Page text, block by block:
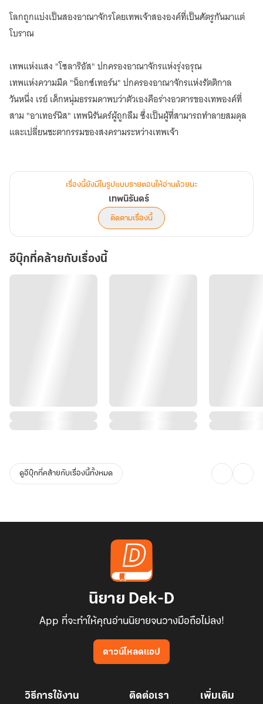
โลกถูกแบ่งเป็นสองอาณาจักรโดยเทพเจ้าสององค์ที่เป็นศัตรูกันมาแต่
โบราณ
เทพแห่งแสง "โซลาริอัส" ปกครองอาณาจักรแห่งรุ่งอรุณ
เทพแห่งความมืด "น็อกซ์เทอร์น" ปกครองอาณาจักรแห่งรัตติกาล
วันหนึ่ง เรย์ เด็กหนุ่มธรรมดาพบว่าตัวเองคือร่างอวตารของเทพองค์ที่
สาม "อาเทอร์นิส" เทพนิรันดร์ผู้ถูกลืม ซึ่งเป็นผู้ที่สามารถทำลายสมดุล
และเปลี่ยนชะตากรรมของสงครามระหว่างเทพเจ้า
เรื่องนี้ยังมีในรูปแบบรายตอนให้อ่านด้วยนะ
เทพนิรันดร์
ติดตามเรื่องนี้
อีบุ๊กที่คล้ายกับเรื่องนี้
ดูอีบุ๊กที่คล้ายกับเรื่องนี้ทั้งหมด
นิยาย Dek-D
App ที่จะทำให้คุณอ่านนิยายจนวางมือถือไม่ลง!
ดาวน์โหลดแอป
วิธีการใช้งาน ติดต่อเรา เพิ่มเติม